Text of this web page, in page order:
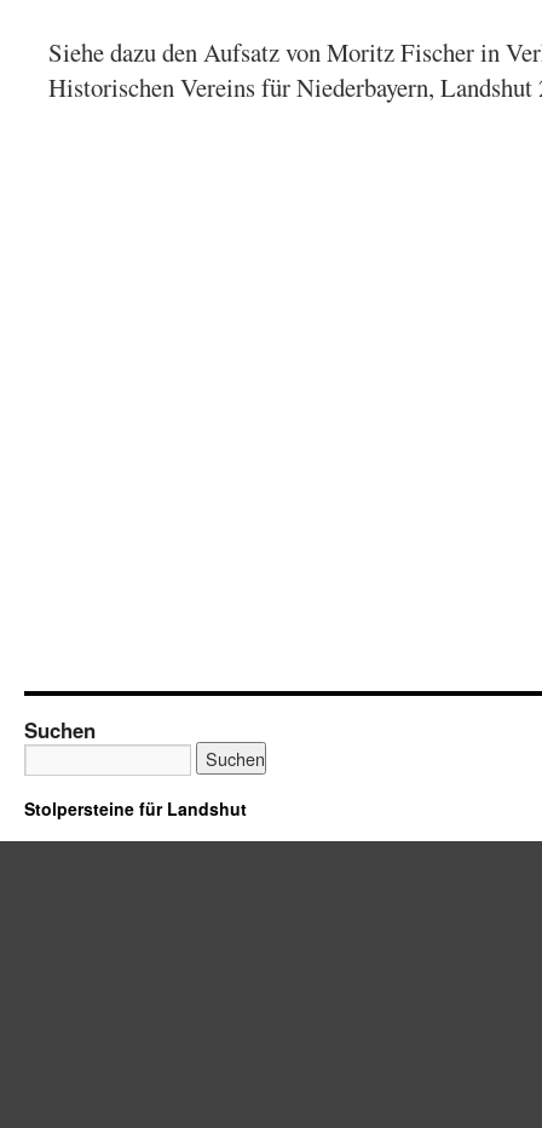
Siehe dazu den Aufsatz von Moritz Fischer in
Historischen Vereins für Niederbayern, Landshut
Suchen
Stolpersteine für Landshut